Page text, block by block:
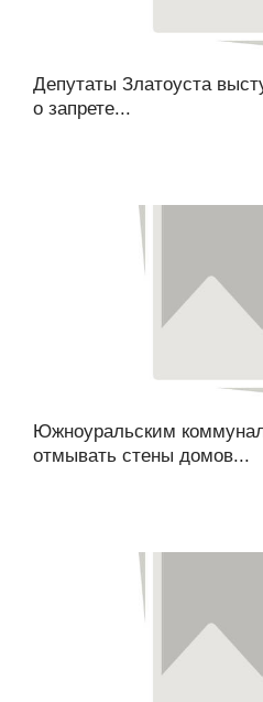
Депутаты Златоуста
о запрете...
Южноуральским
отмывать стены домов...